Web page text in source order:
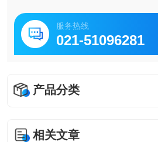
服务热线
021-51096281
产品分类
相关文章